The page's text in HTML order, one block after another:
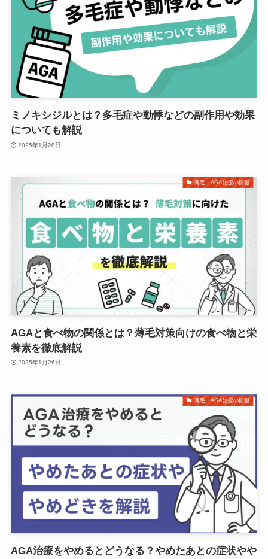
ミノキシジルとは？多毛症や動悸などの副作用や効果
についても解説
2025年1月28日
薄毛・AGA治療の情報
AGAと食べ物の関係とは？薄毛対策向けの食べ物と栄
養素を徹底解説
2025年1月26日
薄毛・AGA治療の情報
AGA治療をやめるとどうなる？やめたあとの症状やや